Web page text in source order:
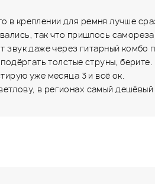
в креплении для ремня лучше
так что пришлось
даже через гитарный
толстые струны, берите.
уже месяца 3 и всё ок.
в регионах самый